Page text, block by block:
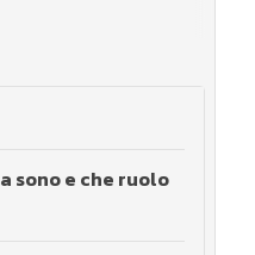
sono e che ruolo